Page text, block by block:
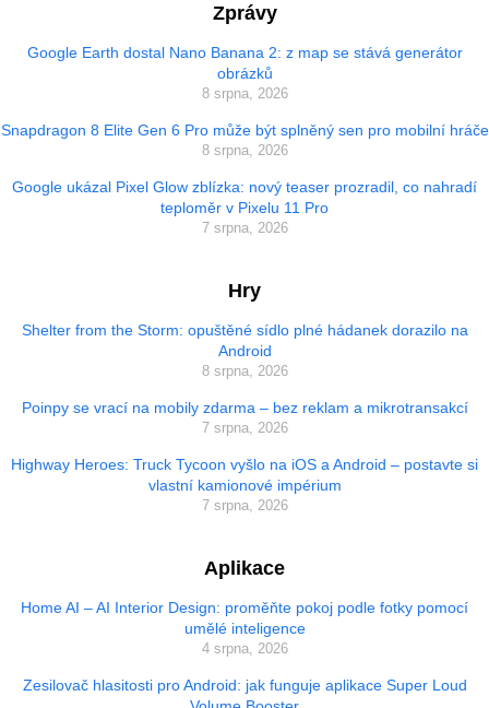
Zprávy
Google Earth dostal Nano Banana 2: z map se stává generátor
obrázků
8 srpna, 2026
Snapdragon 8 Elite Gen 6 Pro může být splněný sen pro mobilní hráče
8 srpna, 2026
Google ukázal Pixel Glow zblízka: nový teaser prozradil, co nahradí
teploměr v Pixelu 11 Pro
7 srpna, 2026
Hry
Shelter from the Storm: opuštěné sídlo plné hádanek dorazilo na
Android
8 srpna, 2026
Poinpy se vrací na mobily zdarma – bez reklam a mikrotransakcí
7 srpna, 2026
Highway Heroes: Truck Tycoon vyšlo na iOS a Android – postavte si
vlastní kamionové impérium
7 srpna, 2026
Aplikace
Home AI – AI Interior Design: proměňte pokoj podle fotky pomocí
umělé inteligence
4 srpna, 2026
Zesilovač hlasitosti pro Android: jak funguje aplikace Super Loud